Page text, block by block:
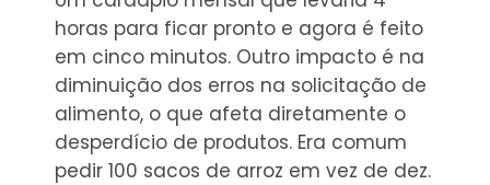
horas para ficar pronto e agora é feito
em cinco minutos. Outro impacto é na
diminuição dos erros na solicitação de
alimento, o que afeta diretamente o
desperdício de produtos. Era comum
pedir 100 sacos de arroz em vez de dez.